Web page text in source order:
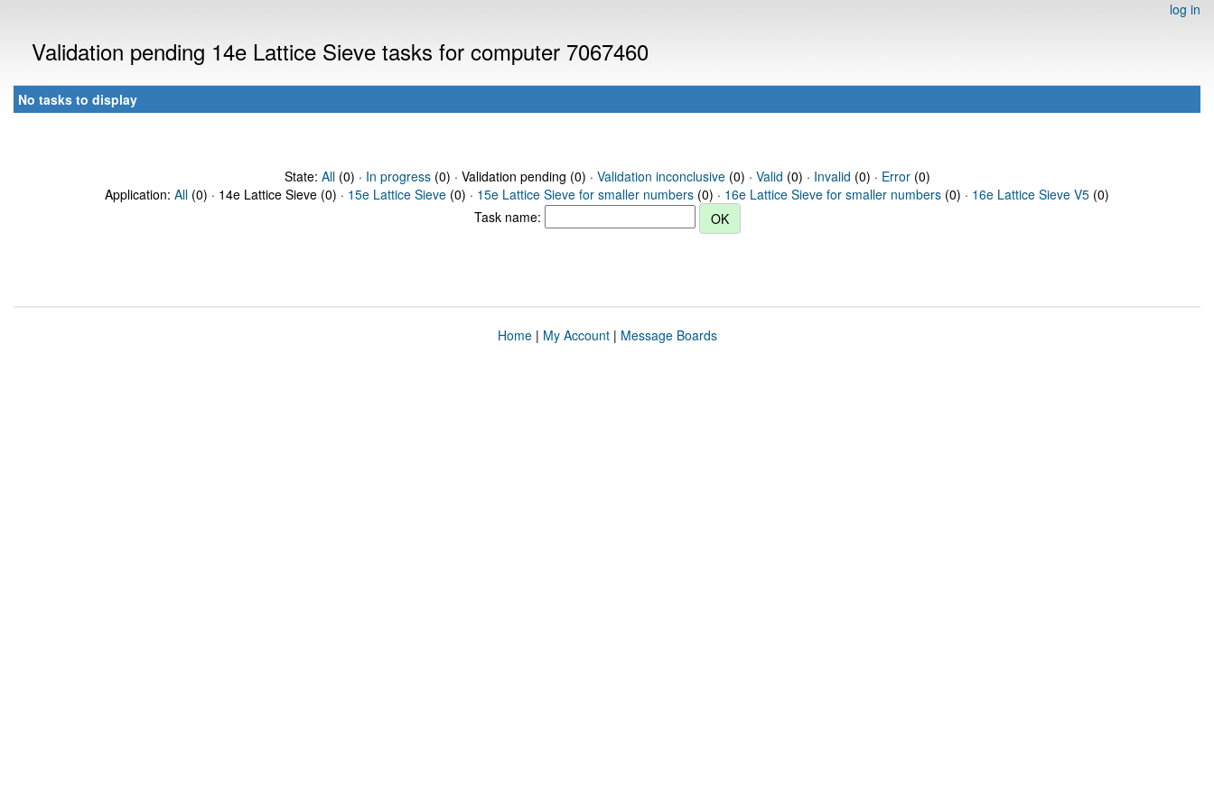
log in
Validation pending 14e Lattice Sieve tasks for computer 7067460
No tasks to display
State: All(0) · In progress(0) · Validation pending (0) · Validation inconclusive(0) · Valid (0) · Invalid (0) · Error(0)
Application: All (0) · 14e Lattice Sieve (0) · 15e Lattice Sieve (0) · 15e Lattice Sieve for smaller numbers (0) · 16e Lattice Sieve for smaller numbers (0) · 16e Lattice Sieve V5 (0)
Task name:
Home| My Account| Message Boards